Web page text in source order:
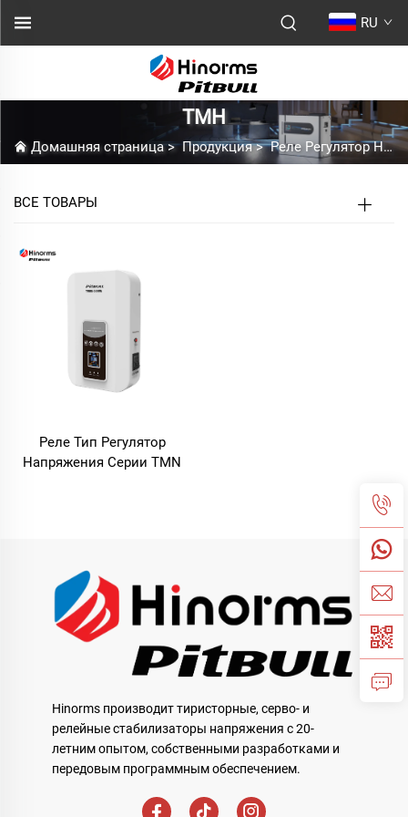
RU
ТМН
Домашняя страница>Продукция>Реле Регулятор Напряжения
ВСЕ ТОВАРЫ
Реле Тип Регулятор
Напряжения Серии TMN
Hinorms производит тиристорные, серво- и
релейные стабилизаторы напряжения с 20-
летним опытом, собственными разработками и
передовым программным обеспечением.